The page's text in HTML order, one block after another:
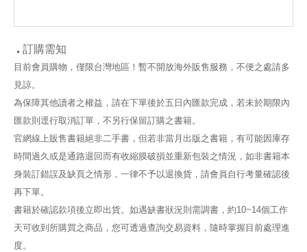
訂購需知
目前會員購物，僅限台灣地區！暫不開放海外販售服務，不便之處請多
見諒。
為保障其他讀者之權益，請在下單後於五日內匯款完成，若未於期限內
匯款則逕行取消訂單，不另行保留訂購之書籍。
官網線上販售書籍絕非二手書，但若非當月出版之書籍，有可能因庫存
時間過久或是通路退回而有收縮膜破損並重新包裝之情況，如非書籍本
身裝訂錯誤及缺頁之情形，一律不予以退換貨，請會員自行考量確認後
再下單。
書籍於確認款項後立即出貨。如遇缺書狀況則需調書，約10~14個工作
天可收到所購買之商品，您可透過查詢交易資料，隨時掌握目前處理進
度。